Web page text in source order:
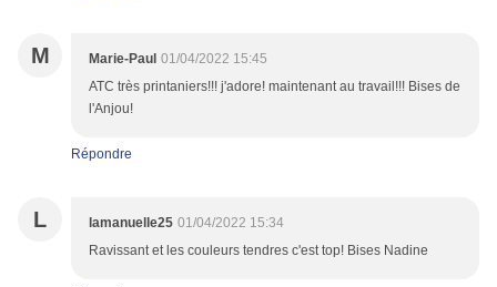
M Marie-Paul 01/04/2022 15:45
ATC très printaniers!!! j'adore! maintenant au travail!!! Bises de
l'Anjou!
Répondre
L lamanuelle25 01/04/2022 15:34
Ravissant et les couleurs tendres c'est top! Bises Nadine